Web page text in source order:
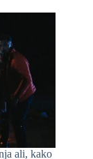
ali, kako